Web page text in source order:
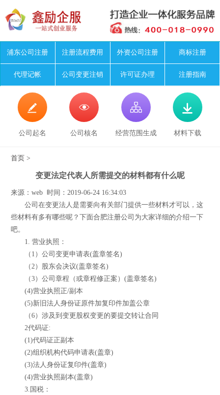
浦东公司注册 注册流程费用 外资公司注册 商标注册
代理记帐 公司变更注销 许可证办理 注册指南

公司起名

公司核名

经营范围生成

材料下载
首页 >
变更法定代表人所需提交的材料都有什么呢
来源：web 时间：2019-06-24 16:34:03
公司在变更法人是需要向有关部门提供一些材料才可以，这
些材料有多有哪些呢？下面合肥注册公司为大家详细的介绍一下
吧。
1. 营业执照：
（1）公司变更申请表(盖章签名)
（2）股东会决议(盖章签名)
（3）公司章程（或章程修正案）(盖章签名)
(4)营业执照正/副本
(5)新旧法人身份证原件加复印件加盖公章
（6）涉及到变更股权变更的要提交转让合同
2代码证:
(1)代码证正副本
(2)组织机构代码申请表(盖章)
(3)法人身份证复印件(盖章)
(4)营业执照副本(盖章)
3.国税：